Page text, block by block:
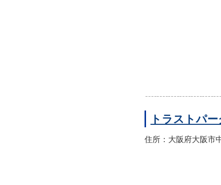
トラストパ
住所：大阪府大阪市